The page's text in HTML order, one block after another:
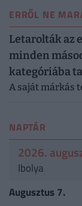
ERRŐL NE
Letarolták az
minden
kategóriába
A saját márkás
NAPTÁR
2026.
Ibolya
Augusztus 7.